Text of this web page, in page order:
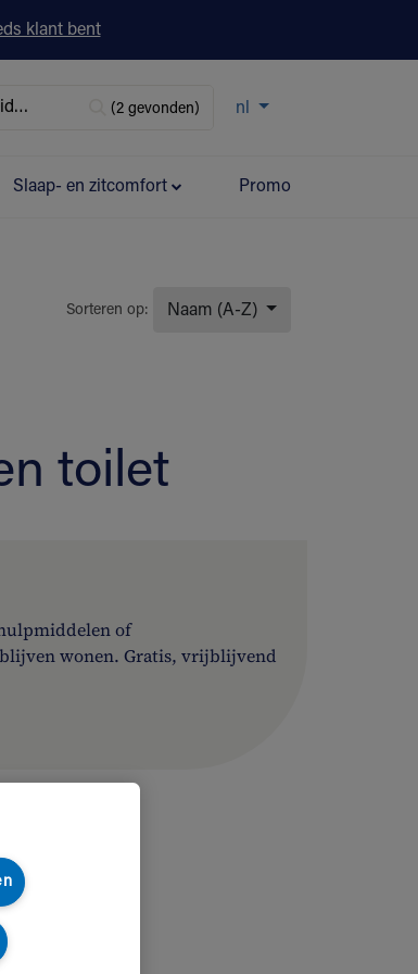
klant bent
(2 gevonden) nl
Slaap- en zitcomfort Promo
Sorteren op: Naam (A-Z)
toilet
of
wonen. Gratis, vrijblijvend